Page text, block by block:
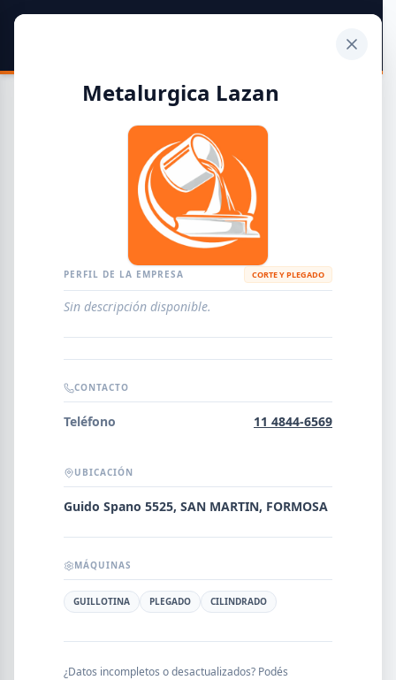
Guía de Empresas Metalúrgicas y Siderúrgicas
METALÚRGICAS
EMPRESAS AGREGAR EMPRESA
Error al cargar empresas.
NOMBRE
Metalurgica Lazan
PERFIL DE LA EMPRESA CORTE Y PLEGADO
Sin descripción disponible.
CONTACTO
Teléfono 11 4844-6569
UBICACIÓN
Guido Spano 5525, SAN MARTIN, FORMOSA
MÁQUINAS
GUILLOTINA PLEGADO CILINDRADO
¿Datos incompletos o desactualizados? Podés